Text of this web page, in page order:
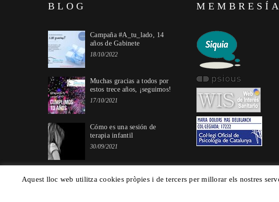
BLOG
Campaña #A_tu_lado, 14
años de Gabinete
18/10/2022
Muchas gracias a todos por
estos trece años, ¡seguimos!
17/10/2021
Cómo es una sesión de
terapia infantil
30/09/2021
Aquest lloc web utilitza cookies pròpies i de tercers per millorar els nostres